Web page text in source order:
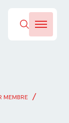
MEMBRE /